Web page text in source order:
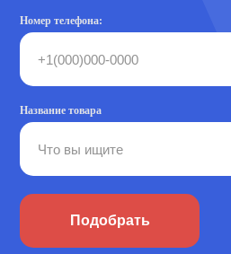
Номер телефона:
Название товара
Подобрать